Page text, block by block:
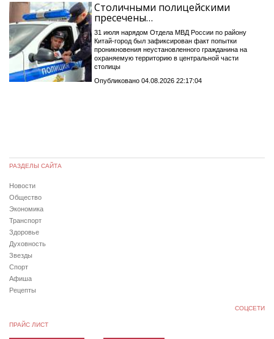
Столичными полицейскими
пресечены…
31 июля нарядом Отдела МВД России по району
Китай-город был зафиксирован факт попытки
проникновения неустановленного гражданина на
охраняемую территорию в центральной части
столицы
Опубликовано 04.08.2026 22:17:04
РАЗДЕЛЫ САЙТА
Новости
Общество
Экономика
Транспорт
Здоровье
Духовность
Звезды
Спорт
Афиша
Рецепты
СОЦСЕТИ
ПРАЙС ЛИСТ